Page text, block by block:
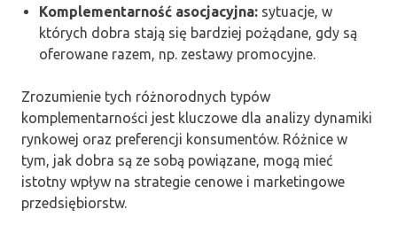
Komplementarność asocjacyjna: sytuacje, w
których dobra stają się bardziej pożądane, gdy są
oferowane razem, np. zestawy promocyjne.
Zrozumienie tych różnorodnych typów
komplementarności jest kluczowe dla analizy dynamiki
rynkowej oraz preferencji konsumentów. Różnice w
tym, jak dobra są ze sobą powiązane, mogą mieć
istotny wpływ na strategie cenowe i marketingowe
przedsiębiorstw.